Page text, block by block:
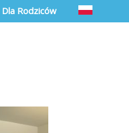
Dla Rodziców